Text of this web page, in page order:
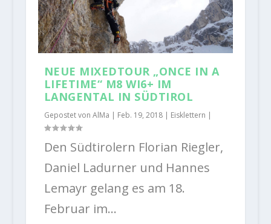
NEUE MIXEDTOUR „ONCE IN A
LIFETIME“ M8 WI6+ IM
LANGENTAL IN SÜDTIROL
Gepostet von AlMa | Feb. 19, 2018| Eisklettern |
Den Südtirolern Florian Riegler,
Daniel Ladurner und Hannes
Lemayr gelang es am 18.
Februar im...